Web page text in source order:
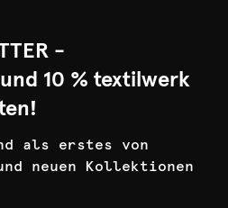
-
10 % textilwerk
als erstes von
neuen Kollektionen